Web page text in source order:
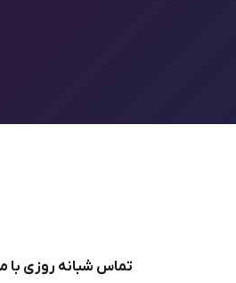
تماس شبانه روزی با